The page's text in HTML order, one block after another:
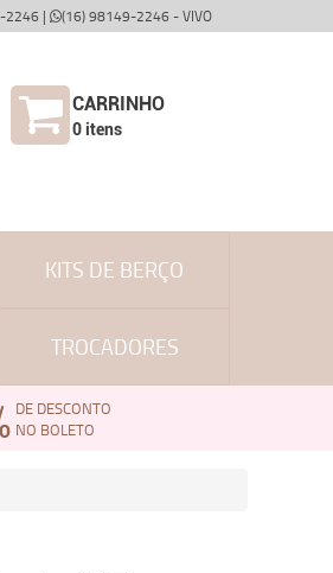
2246 | (16) 98149-2246 - VIVO
CARRINHO
0itens
KITS DE BERÇO
TROCADORES
DE DESCONTO
NO BOLETO